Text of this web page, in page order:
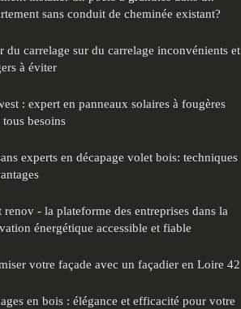
sans conduit de cheminée existant?
du carrelage sur du carrelage inconvénients et
à éviter
: expert en panneaux solaires à fougères
besoins
experts en décapage volet bois: techniques
renov - la plateforme des entreprises dans la
énergétique accessible et fiable
votre façade avec un façadier en Loire 42
en bois : élégance et efficacité pour votre